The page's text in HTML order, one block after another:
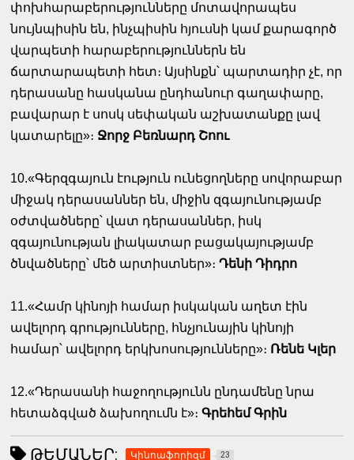
փոխհարաբերությունները մոտավորապես
նույնպիսին են, ինչպիսին հյուսնի կամ քարագործ
վարպետի հարաբերություններն են
ճարտարապետի հետ։ Այսինքն՝ պարտադիր չէ, որ
դերասանը հասկանա ընդհանուր գաղափարը,
բավարար է սոսկ սեփական աշխատանքը լավ
կատարելը»։ Ջորջ Բեռնարդ Շոու
10.«Գերզգայուն էություն ունեցողները սովորաբար
միջակ դերասաններ են, միջին զգայունությամբ
օժտվածները՝ վատ դերասաններ, իսկ
զգայունության լիակատար բացակայությամբ
ծնվածները՝ մեծ արտիստներ»։Դենի Դիդրո
11.«Համր կինոյի համար իսկական աղետ էին
ավելորդ գրությունները, հնչյունային կինոյի
համար՝ ավելորդ երկխոսությունները»։ Ռենե Կլեր
12.«Դերասանի հաջողությունն ընդամենը նրա
հետաձգված ձախողումն է»։Գրեհեմ Գրին
ԹԵՄԱՆԵՐ: Կինոաֆորիզմ 23